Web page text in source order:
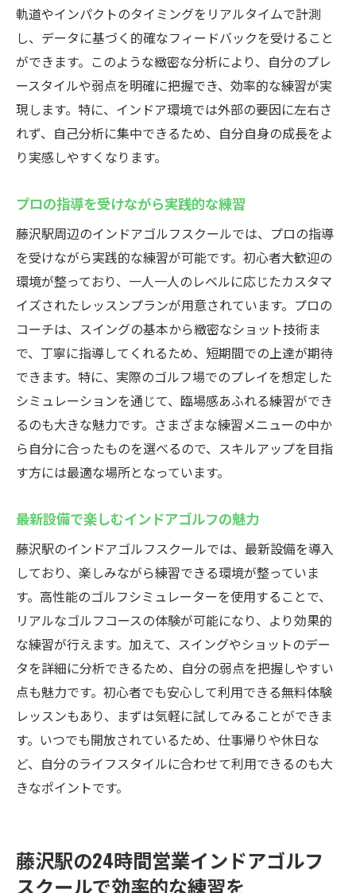
軌道やインパクトのタイミングをリアルタイムで計測
し、データに基づく的確なフィードバックを受けること
ができます。このような緻密な分析により、自分のプレ
ースタイルや弱点を明確に把握でき、効率的な練習が実
現します。特に、インドア環境では外部の要因に左右さ
れず、自己分析に集中できるため、自分自身の成長をよ
り実感しやすくなります。
プロの指導を受けながら実践的な練習
藤沢駅周辺のインドアゴルフスクールでは、プロの指導
を受けながら実践的な練習が可能です。初心者大歓迎の
環境が整っており、一人一人のレベルに応じたカスタマ
イズされたレッスンプランが用意されています。プロの
コーチは、スイングの基本から緻密なショット技術ま
で、丁寧に指導してくれるため、短期間での上達が期待
できます。特に、実際のゴルフ場でのプレイを想定した
シミュレーションを通じて、臨場感あふれる練習ができ
るのも大きな魅力です。さまざまな練習メニューの中か
ら自分に合ったものを選べるので、スキルアップを目指
す方には最適な場所となっています。
最新設備で楽しむインドアゴルフの魅力
藤沢駅のインドアゴルフスクールでは、最新設備を導入
しており、楽しみながら練習できる環境が整っていま
す。高性能のゴルフシミュレーターを使用することで、
リアルなゴルフコースの体験が可能になり、より効果的
な練習が行えます。加えて、スイングやショットのデー
タを詳細に分析できるため、自分の弱点を把握しやすい
点も魅力です。初心者でも安心して利用できる無料体験
レッスンもあり、まずは気軽に試してみることができま
す。いつでも開放されているため、仕事帰りや休日な
ど、自分のライフスタイルに合わせて利用できるのも大
きなポイントです。
藤沢駅の24時間営業インドアゴルフ
スクールで効率的な練習を